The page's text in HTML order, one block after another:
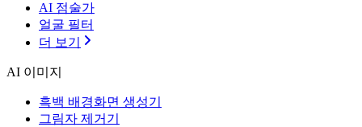
AI 점술가
얼굴 필터
더 보기
AI 이미지
흑백 배경화면 생성기
그림자 제거기